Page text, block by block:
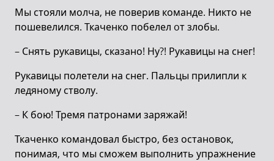
Мы стояли молча, не поверив команде. Никто не
пошевелился. Ткаченко побелел oт злобы.
– Снять рукавицы, сказано! Ну?! Рукавицы на снег!
Рукавицы полетели на снег. Пальцы прилипли к
ледяному стволу.
– К бою! Тремя патронами заряжай!
Ткаченко командовал быстро, без остановок,
понимая, что мы сможем выполнить упражнение